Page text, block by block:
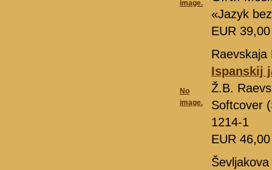
image.
«Jazyk
EUR
No
image.
Ispanskij
Ž.B.
Softcover
1214-1
EUR